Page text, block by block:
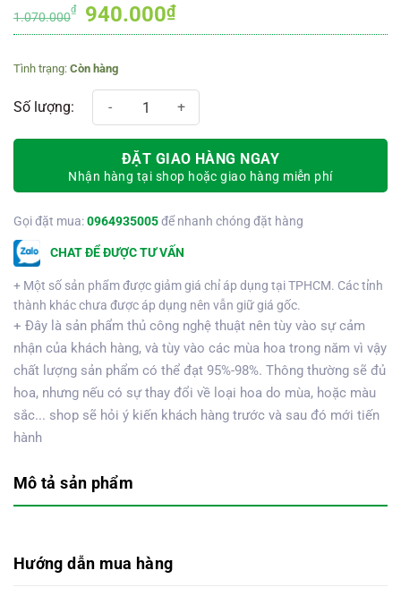
1.070.000
₫
Giá
gốc
1.070.000₫.
940.000₫Giá
hiện
940.000₫.
Còn hàng
Lẵng hoa mừng khai trương 019 số lượng
ĐẶT GIAO HÀNG NGAY
Nhận hàng tại shop hoặc giao hàng miễn phí
Gọi đặt mua:0964935005để nhanh chóng đặt hàng
CHAT ĐỂ ĐƯỢC TƯ VẤN
+ Một số sản phẩm được giảm giá chỉ áp dụng tại TPHCM. Các tỉnh
thành khác chưa được áp dụng nên vẫn giữ giá gốc.
+ Đây là sản phẩm thủ công nghệ thuật nên tùy vào sự cảm
nhận của khách hàng, và tùy vào các mùa hoa trong năm vì vậy
chất lượng sản phẩm có thể đạt 95%-98%. Thông thường sẽ đủ
hoa, nhưng nếu có sự thay đổi về loại hoa do mùa, hoặc màu
sắc... shop sẽ hỏi ý kiến khách hàng trước và sau đó mới tiến
hành
Mô tả sản phẩm
Hướng dẫn mua hàng